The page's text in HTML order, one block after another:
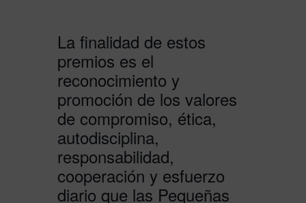
La finalidad de estos
premios es el
reconocimiento y
promoción de los valores
de compromiso, ética,
autodisciplina,
responsabilidad,
cooperación y esfuerzo
diario que las Pequeñas